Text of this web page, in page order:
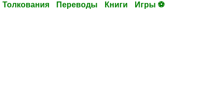
Толкования Переводы Книги Игры ⚽